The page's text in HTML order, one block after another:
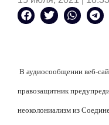
В аудиосообщении веб-
правозащитник
неоколониализм из